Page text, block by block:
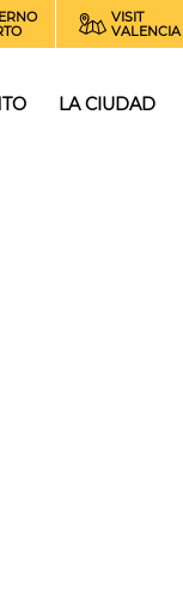
VISIT
VALENCIA
LA CIUDAD